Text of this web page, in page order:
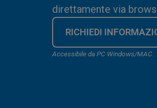
direttamente via
RICHIEDI
Accessibile da PC Windows/MAC.